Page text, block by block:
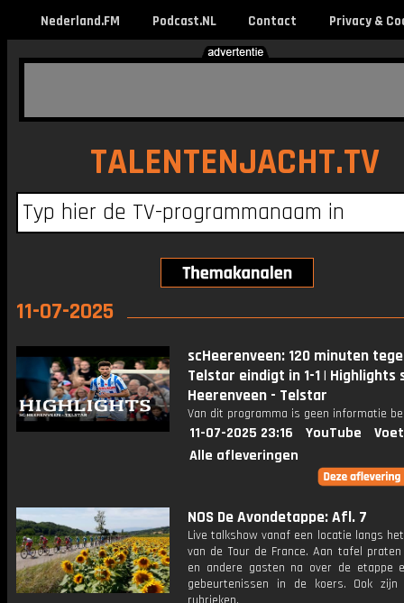
Nederland.FM Podcast.NL Contact Privacy &
TALENTENJACHT.TV
11-07-2025
scHeerenveen: 120 minuten
Telstar eindigt in 1-1 | Highlights
Heerenveen - Telstar
Van dit programma is geen informatie
11-07-2025 23:16 YouTube
Alle afleveringen
NOS De Avondetappe: Afl. 7
Live talkshow vanaf een locatie langs
van de Tour de France. Aan tafel
en andere gasten na over de etappe
gebeurtenissen in de koers. Ook